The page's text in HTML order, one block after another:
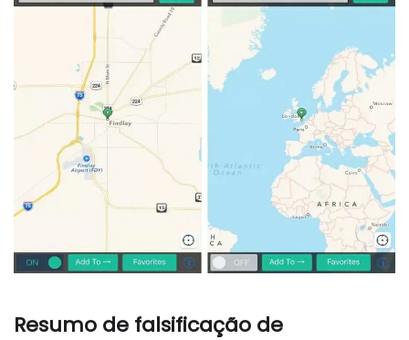
Resumo de falsificação de